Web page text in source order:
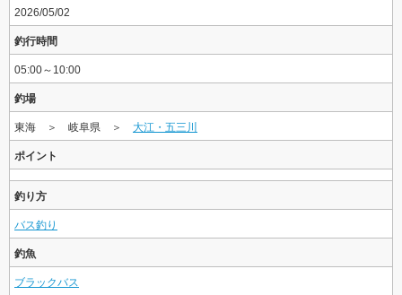
2026/05/02
釣行時間
05:00～10:00
釣場
東海 ＞ 岐阜県 ＞ 大江・五三川
ポイント
釣り方
バス釣り
釣魚
ブラックバス